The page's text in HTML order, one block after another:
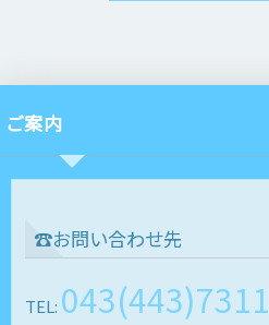
ご案内
☎お問い合わせ先
TEL: 043(443)7311